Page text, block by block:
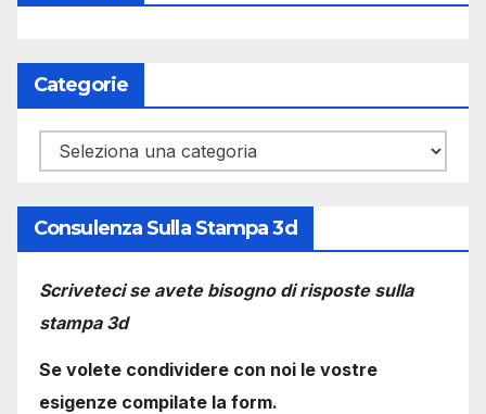
Categorie
Categorie
Consulenza Sulla Stampa 3d
Scriveteci se avete bisogno di risposte sulla
stampa 3d
Se volete condividere con noi le vostre
esigenze compilate la form.